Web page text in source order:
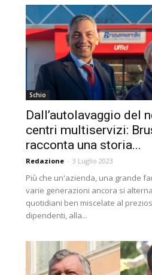
Schio
Dall’autolavaggio del
centri multiservizi:
racconta una storia...
Redazione - 3 Luglio 2023
Più che un'azienda, una grande
varie generazioni ancora si
quotidiani ben miscelate al
dipendenti, alla...